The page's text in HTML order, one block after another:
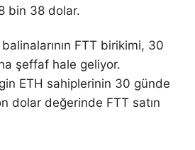
bin 38 dolar.
FTT birikimi, 30
şeffaf hale geliyor.
ETH sahiplerinin 30 günde
dolar değerinde FTT satın